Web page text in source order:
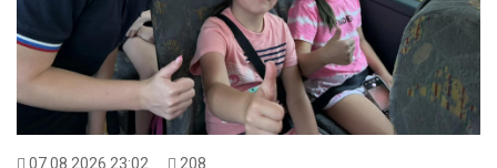
07.08.2026 23:02 208